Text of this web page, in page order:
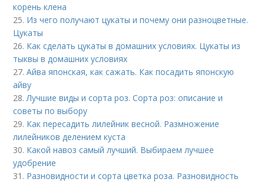
корень клена
25. Из чего получают цукаты и почему они разноцветные.
Цукаты
26. Как сделать цукаты в домашних условиях. Цукаты из
тыквы в домашних условиях
27.Айва японская, как сажать. Как посадить японскую
айву
28.Лучшие виды и сорта роз. Сорта роз: описание и
советы по выбору
29. Как пересадить лилейник весной. Размножение
лилейников делением куста
30. Какой навоз самый лучший. Выбираем лучшее
удобрение
31. Разновидности и сорта цветка роза. Разновидность